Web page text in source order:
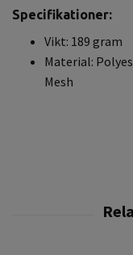
Specifikationer:
Vikt: 189 gram
Material:
Mesh